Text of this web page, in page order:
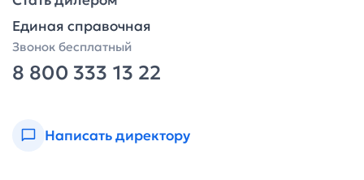
Единая справочная
Звонок бесплатный
8 800 333 13 22
Написать директору